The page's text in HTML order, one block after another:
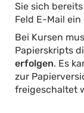
Sie sich
Feld E-Mail
Bei Kursen
Papierskripts
erfolgen. Es
zur
freigeschaltet